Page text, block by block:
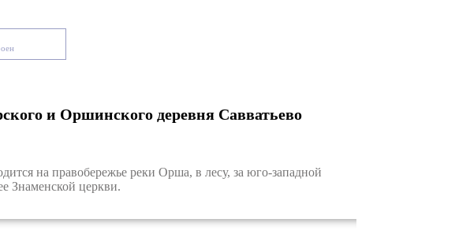
и Оршинского деревня Савватьево
на правобережье реки Орша, в лесу, за юго-западной
Знаменской церкви.